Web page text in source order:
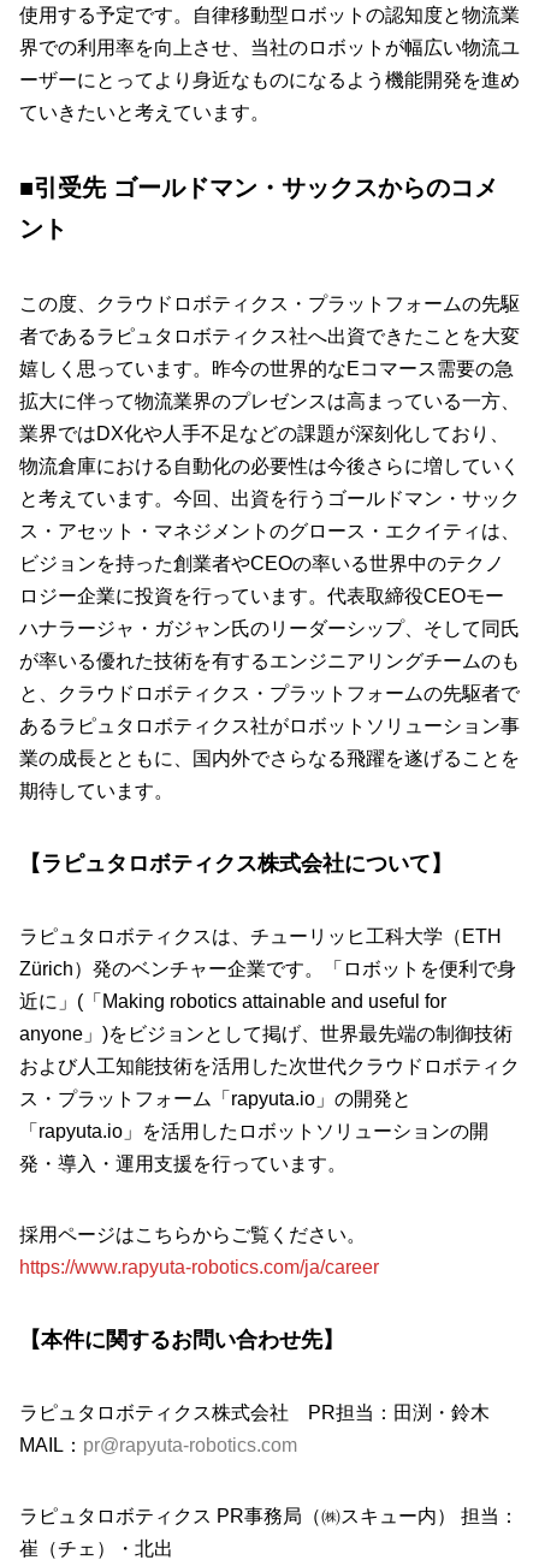
使用する予定です。自律移動型ロボットの認知度と物流業
界での利用率を向上させ、当社のロボットが幅広い物流ユ
ーザーにとってより身近なものになるよう機能開発を進め
ていきたいと考えています。
■引受先 ゴールドマン・サックスからのコメ
ント
この度、クラウドロボティクス・プラットフォームの先駆
者であるラピュタロボティクス社へ出資できたことを大変
嬉しく思っています。昨今の世界的なEコマース需要の急
拡大に伴って物流業界のプレゼンスは高まっている一方、
業界ではDX化や人手不足などの課題が深刻化しており、
物流倉庫における自動化の必要性は今後さらに増していく
と考えています。今回、出資を行うゴールドマン・サック
ス・アセット・マネジメントのグロース・エクイティは、
ビジョンを持った創業者やCEOの率いる世界中のテクノ
ロジー企業に投資を行っています。代表取締役CEOモー
ハナラージャ・ガジャン氏のリーダーシップ、そして同氏
が率いる優れた技術を有するエンジニアリングチームのも
と、クラウドロボティクス・プラットフォームの先駆者で
あるラピュタロボティクス社がロボットソリューション事
業の成長とともに、国内外でさらなる飛躍を遂げることを
期待しています。
【ラピュタロボティクス株式会社について】
ラピュタロボティクスは、チューリッヒ工科大学（ETH
Zürich）発のベンチャー企業です。「ロボットを便利で身
近に」(「Making robotics attainable and useful for
anyone」)をビジョンとして掲げ、世界最先端の制御技術
および人工知能技術を活用した次世代クラウドロボティク
ス・プラットフォーム「rapyuta.io」の開発と
「rapyuta.io」を活用したロボットソリューションの開
発・導入・運用支援を行っています。
採用ページはこちらからご覧ください。
https://www.rapyuta-robotics.com/ja/career
【本件に関するお問い合わせ先】
ラピュタロボティクス株式会社 PR担当：田渕・鈴木
MAIL： pr@rapyuta-robotics.com
ラピュタロボティクス PR事務局（㈱スキュー内） 担当：
崔（チェ）・北出